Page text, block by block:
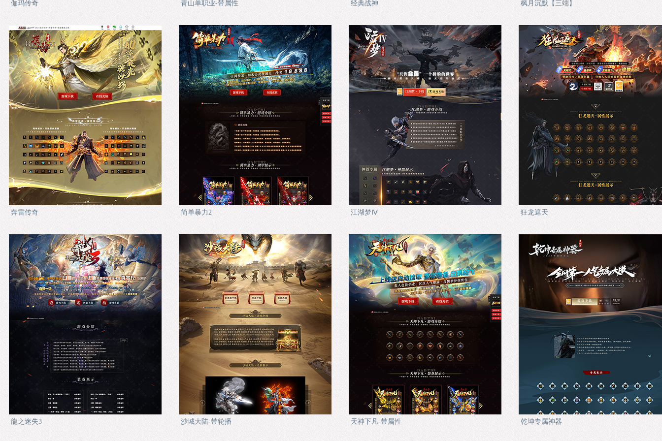
伽玛传奇 青山单职业-带属性 经典战神 枫月沉默【三端】
奔雷传奇 简单暴力2 江湖梦Ⅳ 狂龙遮天
龍之迷失3 沙城大陆-带轮播 天神下凡-带属性 乾坤专属神器